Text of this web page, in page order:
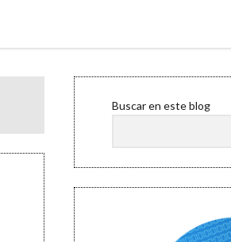
Sidebar
Buscar en este blog